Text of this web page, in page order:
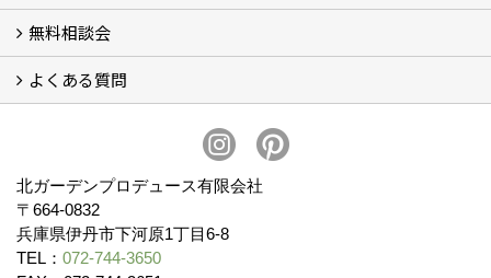
会社概要
スタッフ紹介 (11)
ブログ
コラム
アクセス
求人募集
無料相談会
無料相談会
よくある質問
アフターサービス・アフターメンテナンスについて (3)
北ガーデンプロデュース有限会社
〒664-0832
兵庫県伊丹市下河原1丁目6-8
TEL： 072-744-3650